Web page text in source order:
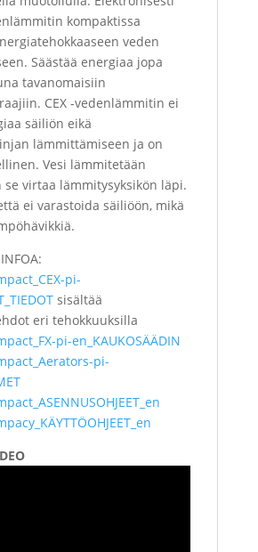
kompaktissa
veden
Säästää energiaa jopa
tavanomaisiin
CEX -vedenlämmitin ei
säiliön eikä
lämmittämiseen ja on
Vesi lämmitetään
se virtaa lämmitysyksikön läpi.
ei varastoida säiliöön, mikä
pi-
sisältää
eri tehokkuuksilla
pi-en_KAUKOSÄÄDIN
pi-